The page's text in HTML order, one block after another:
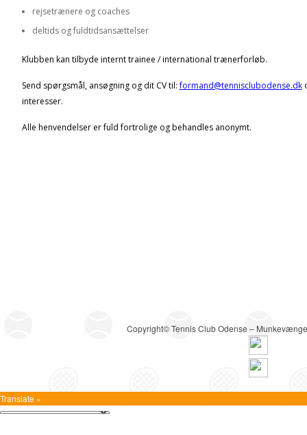
rejsetrænere og coaches
deltids og fuldtidsansættelser
Klubben kan tilbyde internt trainee / international trænerforløb.
Send spørgsmål, ansøgning og dit CV til:formand@tennisclubodense.dk
interesser.
Alle henvendelser er fuld fortrolige og behandles anonymt.
Copyright© Tennis Club Odense –
Translate »